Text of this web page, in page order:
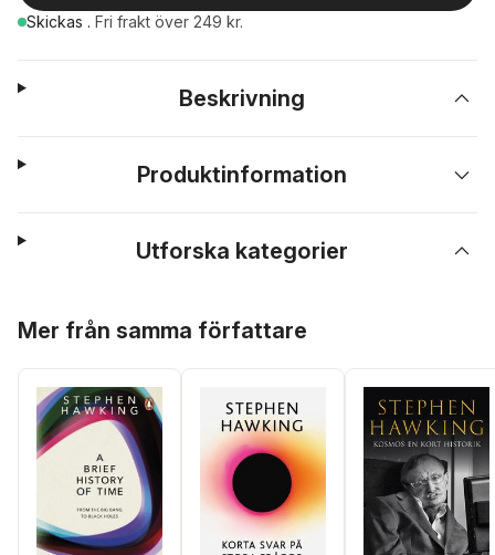
Skickas . Fri frakt över 249 kr.
Beskrivning
Produktinformation
Utforska kategorier
Mer från samma författare